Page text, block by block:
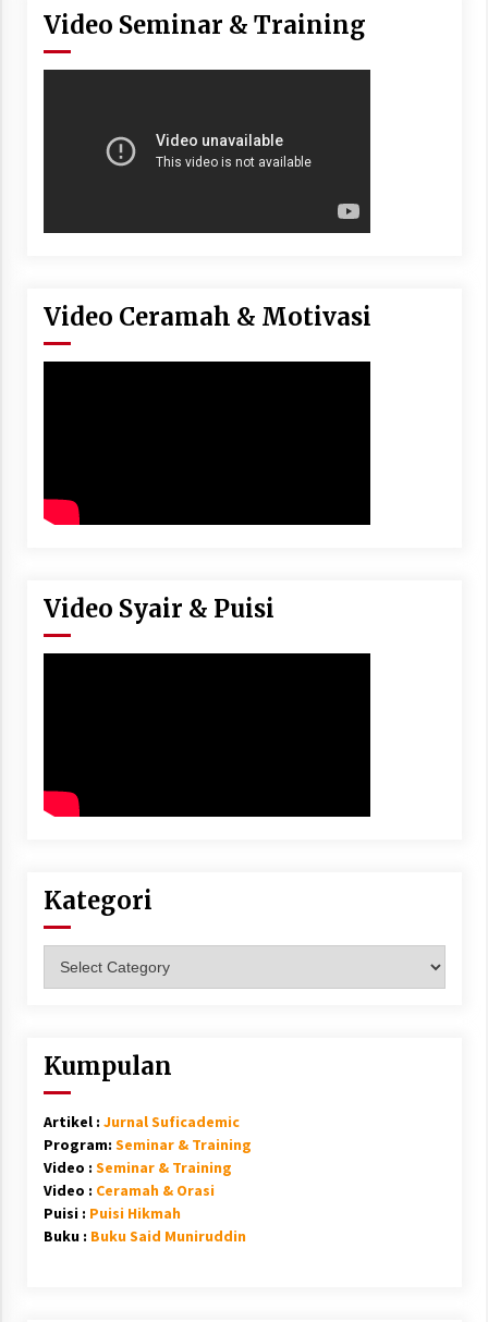
Video Seminar & Training
Video Ceramah & Motivasi
Video Syair & Puisi
Kategori
Kumpulan
Artikel : Jurnal Suficademic
Program: Seminar & Training
Video : Seminar & Training
Video : Ceramah & Orasi
Puisi : Puisi Hikmah
Buku : Buku Said Muniruddin